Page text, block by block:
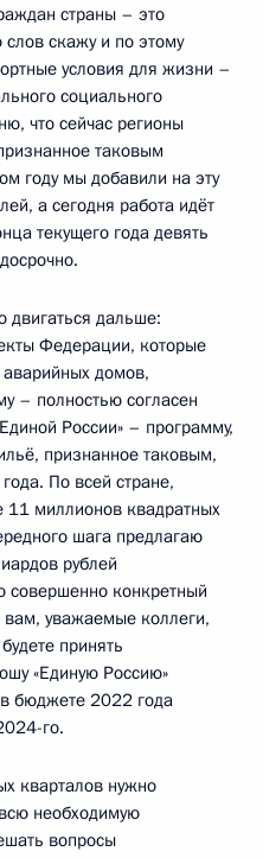
страны – это
скажу и по этому
условия для жизни –
социального
что сейчас регионы
таковым
году мы добавили на эту
а сегодня работа идёт
текущего года девять
двигаться дальше:
Федерации, которые
домов,
– полностью согласен
России» – программу,
признанное таковым,
По всей стране,
11 миллионов квадратных
шага предлагаю
рублей
совершенно конкретный
уважаемые коллеги,
принять
«Единую Россию»
бюджете 2022 года
го.
кварталов нужно
необходимую
вопросы